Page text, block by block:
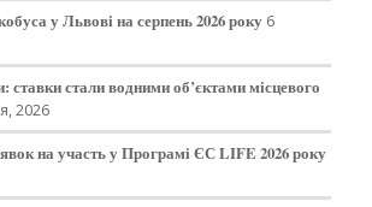
у Львові на серпень 2026 року 6
ставки стали водними об’єктами місцевого
2026
на участь у Програмі ЄС LIFE 2026 року